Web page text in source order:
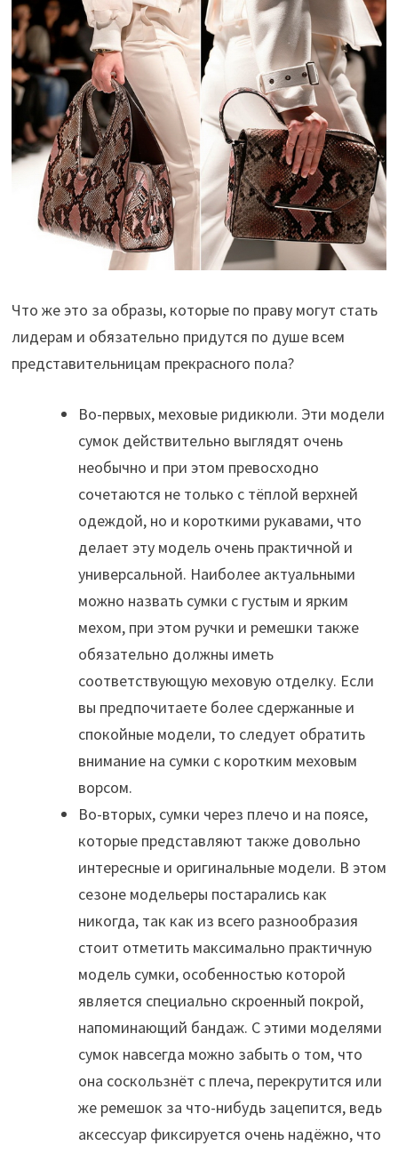
Что же это за образы, которые по праву могут стать
лидерам и обязательно придутся по душе всем
представительницам прекрасного пола?
Во-первых, меховые ридикюли. Эти модели
сумок действительно выглядят очень
необычно и при этом превосходно
сочетаются не только с тёплой верхней
одеждой, но и короткими рукавами, что
делает эту модель очень практичной и
универсальной. Наиболее актуальными
можно назвать сумки с густым и ярким
мехом, при этом ручки и ремешки также
обязательно должны иметь
соответствующую меховую отделку. Если
вы предпочитаете более сдержанные и
спокойные модели, то следует обратить
внимание на сумки с коротким меховым
ворсом.
Во-вторых, сумки через плечо и на поясе,
которые представляют также довольно
интересные и оригинальные модели. В этом
сезоне модельеры постарались как
никогда, так как из всего разнообразия
стоит отметить максимально практичную
модель сумки, особенностью которой
является специально скроенный покрой,
напоминающий бандаж. С этими моделями
сумок навсегда можно забыть о том, что
она соскользнёт с плеча, перекрутится или
же ремешок за что-нибудь зацепится, ведь
аксессуар фиксируется очень надёжно, что